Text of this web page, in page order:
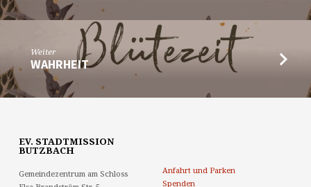
Weiter
WAHRHEIT
EV. STADTMISSION
BUTZBACH
Gemeindezentrum am Schloss
Anfahrt und Parken
Spenden